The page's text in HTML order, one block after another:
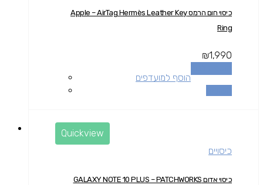
כיסוי חום הרמס Apple – AirTag Hermès Leather Key
Ring
₪1,990
הוסף למועדפים
Quickview
כיסויים
כיסוי אדום GALAXY NOTE 10 PLUS – PATCHWORKS